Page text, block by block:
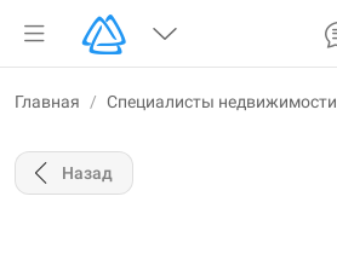
Главная / Специалисты недвижимости
Назад